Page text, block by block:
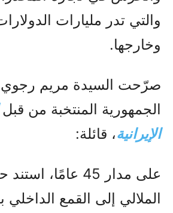
والتي تدر مليارات
وخارجها.
صرّحت السيدة مريم
الجمهورية المنتخبة من قبل
الإيرانية، قائلة:
على مدار 45 عامًا،
الملالي إلى القمع الداخلي